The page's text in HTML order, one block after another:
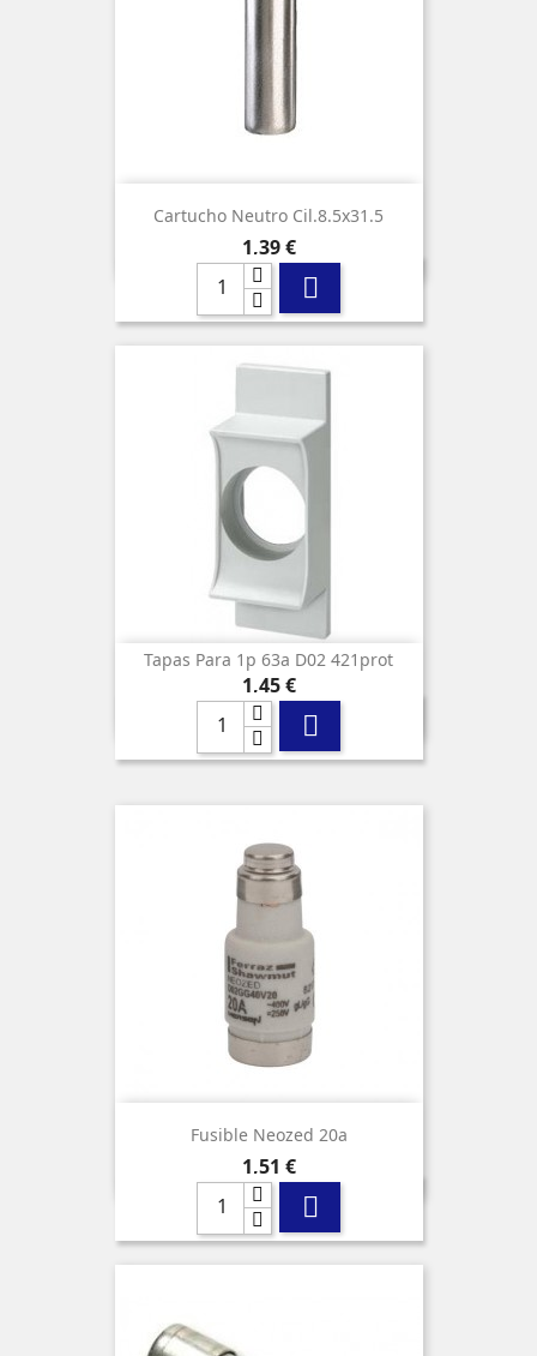
Cartucho Neutro Cil.8.5x31.5
Precio
1,39 €

Tapas Para 1p 63a D02 421prot
Precio
1,45 €

Fusible Neozed 20a
Precio
1,51 €
